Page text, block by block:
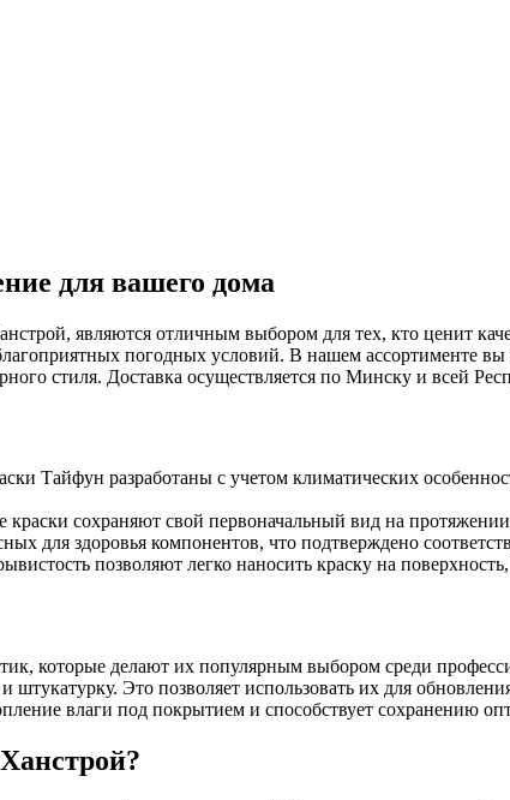
для вашего дома
являются отличным выбором для тех, кто ценит
погодных условий. В нашем ассортименте
стиля. Доставка осуществляется по Минску и всей
Тайфун разработаны с учетом климатических
сохраняют свой первоначальный вид на
для здоровья компонентов, что подтверждено
позволяют легко наносить краску на
которые делают их популярным выбором среди
Это позволяет использовать их для
влаги под покрытием и способствует сохранению